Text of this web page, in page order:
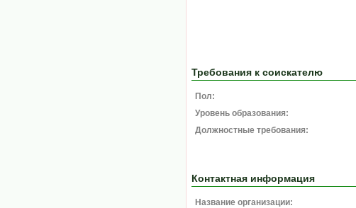
Требования к соискателю
Пол:
Уровень образования:
Должностные требования:
Контактная информация
Название организации: